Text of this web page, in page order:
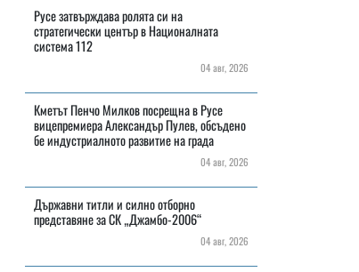
Русе затвърждава ролята си на
стратегически център в Националната
система 112
04 авг, 2026
Кметът Пенчо Милков посрещна в Русе
вицепремиера Александър Пулев, обсъдено
бе индустриалното развитие на града
04 авг, 2026
Държавни титли и силно отборно
представяне за СК „Джамбо-2006“
04 авг, 2026